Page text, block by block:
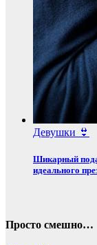
Девушки 👙
Шикарный
идеального
Просто смешно…